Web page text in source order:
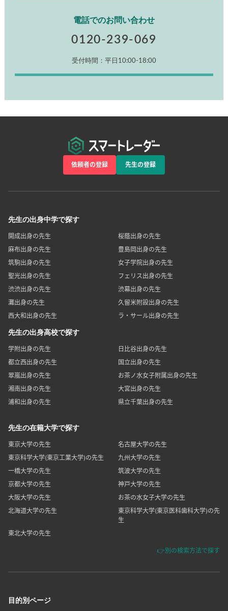
電話でのお問い合わせ
0120-239-069
受付時間：平日10:00-18:00
依頼者の登録 先生の登録
先生の出身中学で探す
開成出身の先生
桜蔭出身の先生
麻布出身の先生
豊島岡出身の先生
筑駒出身の先生
女子学院出身の先生
聖光出身の先生
フェリス出身の先生
渋渋出身の先生
渋幕出身の先生
灘出身の先生
久留米附設出身の先生
西大和出身の先生
ラ・サール出身の先生
先生の出身高校で探す
学附出身の先生
日比谷出身の先生
都立西出身の先生
国立出身の先生
翠嵐出身の先生
お茶ノ水女子附属出身の先生
湘南出身の先生
大宮出身の先生
浦和出身の先生
県立千葉出身の先生
先生の在籍大学で探す
東京大学の先生
名古屋大学の先生
東京科学大学(東京工業大学)の先生
九州大学の先生
一橋大学の先生
筑波大学の先生
京都大学の先生
神戸大学の先生
大阪大学の先生
お茶の水女子大学の先生
北海道大学の先生
東京科学大学(東京医科歯科大学)の先
生
東北大学の先生
👉別の検索方法で探す
目的別ページ